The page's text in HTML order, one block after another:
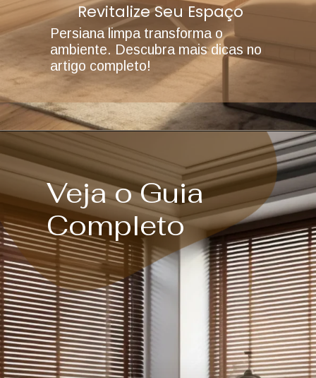
Persiana limpa transforma o
ambiente. Descubra mais dicas no
artigo completo!
Revitalize Seu Espaço
Veja o Guia
Completo